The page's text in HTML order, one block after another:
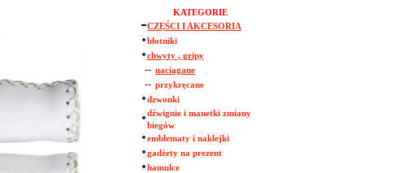
KATEGORIE
CZĘŚCI I AKCESORIA
błotniki
chwyty , gripy
-- naciągane
-- przykręcane
dzwonki
dźwignie i manetki zmiany
biegów
emblematy i naklejki
gadżety na prezent
hamulce